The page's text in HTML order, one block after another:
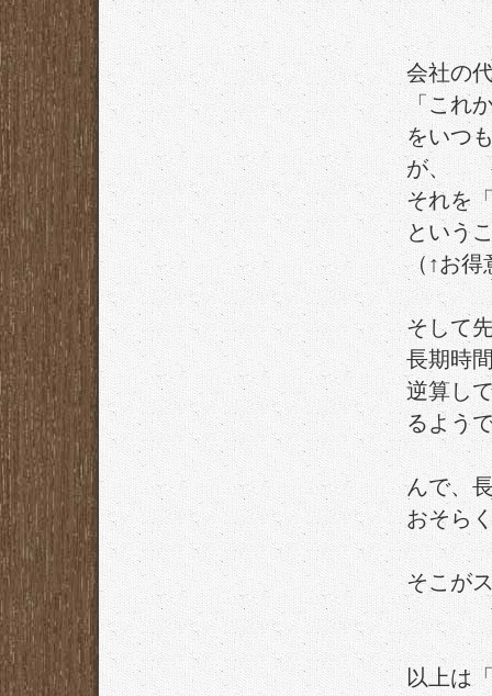
会社の
「これ
をいつ
が、
それを
という
（↑お得
そして
長期時
逆算し
るよう
んで、
おそら
そこが
以上は